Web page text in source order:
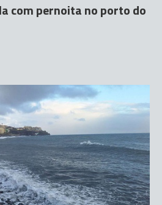
com pernoita no porto do